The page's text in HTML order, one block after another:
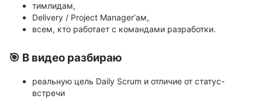
тимлидам,
Delivery / Project Manager’ам,
всем, кто работает с командами разработки.
🎯 В видео разбираю
реальную цель Daily Scrum и отличие от статус-
встречи